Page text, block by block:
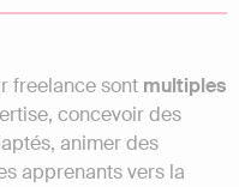
freelance sont multiples
concevoir des
animer des
apprenants vers la